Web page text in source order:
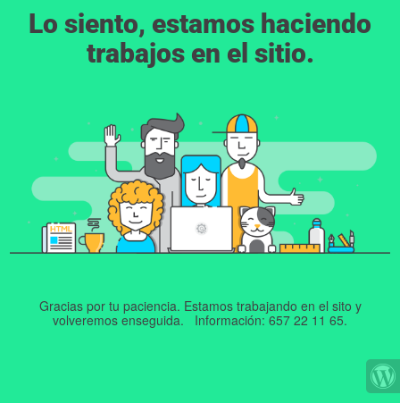
Lo siento, estamos haciendo
trabajos en el sitio.
Gracias por tu paciencia. Estamos trabajando en el sito y
volveremos enseguida. Información: 657 22 11 65.